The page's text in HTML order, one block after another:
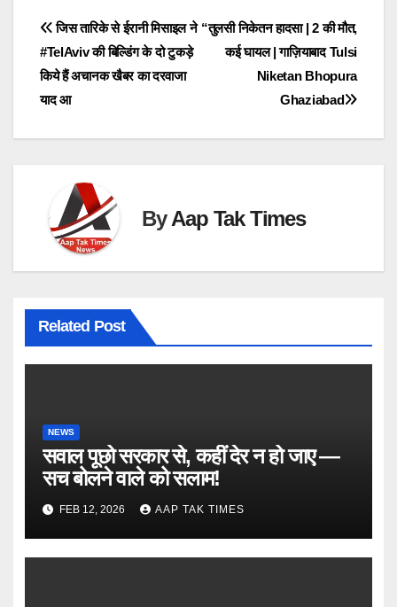
Post
navigation
“तुलसी निकेतन हादसा | 2 की मौत,
कई घायल | गाज़ियाबाद Tulsi
Niketan Bhopura
Ghaziabad
जिस तारिके से ईरानी मिसाइल ने
#TelAviv की बिल्डिंग के दो टुकड़े
किये हैं अचानक खैबर का दरवाजा
याद आ
ByAap Tak Times
Related Post
NEWS
सवाल पूछो सरकार से, कहीं देर न हो जाए —
सच बोलने वाले को सलाम!
FEB 12, 2026 AAP TAK TIMES